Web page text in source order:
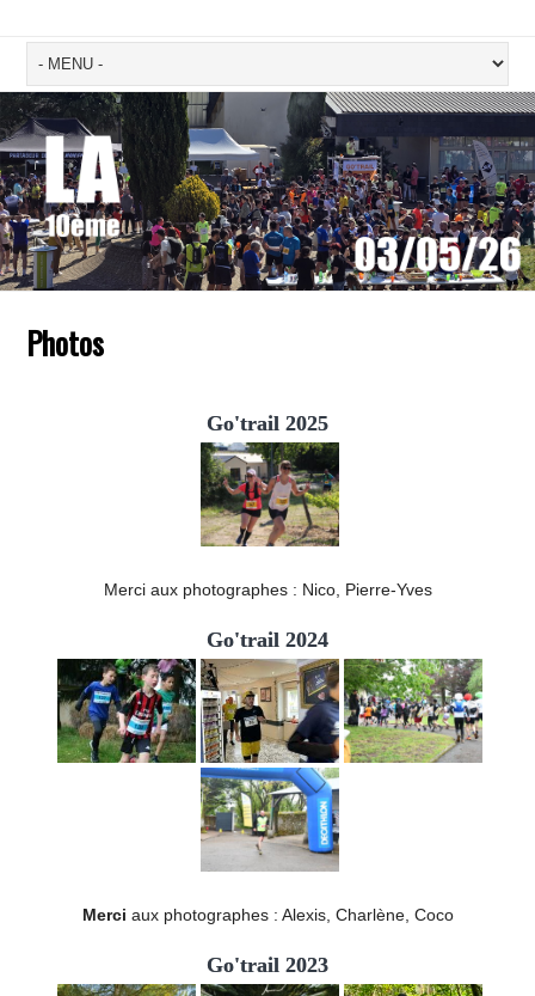
Photos
Go'trail 2025
Merci aux photographes : Nico, Pierre-Yves
Go'trail 2024
Merci aux photographes : Alexis, Charlène, Coco
Go'trail 2023